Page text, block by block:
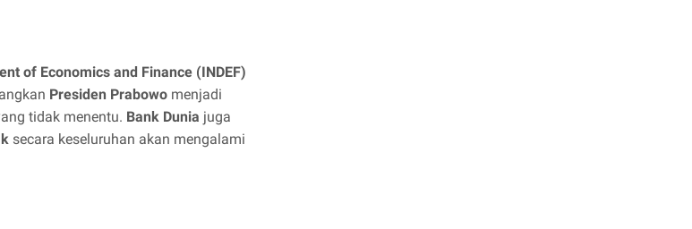
of Economics and Finance (INDEF)
Presiden Prabowo menjadi
tidak menentu. Bank Dunia juga
secara keseluruhan akan mengalami